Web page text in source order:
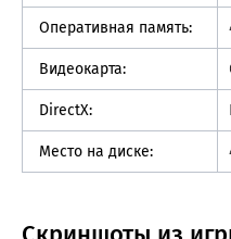
Оперативная память:
Видеокарта:
DirectX:
Место на диске: